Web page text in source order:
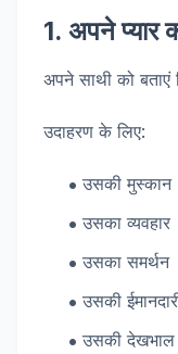
1. अपने प्यार
अपने साथी को
उदाहरण के लिए:
उसकी मुस्कान
उसका व्यवहार
उसका समर्थन
उसकी
उसकी